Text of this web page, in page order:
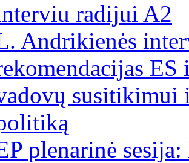
radijui A2
Andrikienės
susitikimui
plenarinė